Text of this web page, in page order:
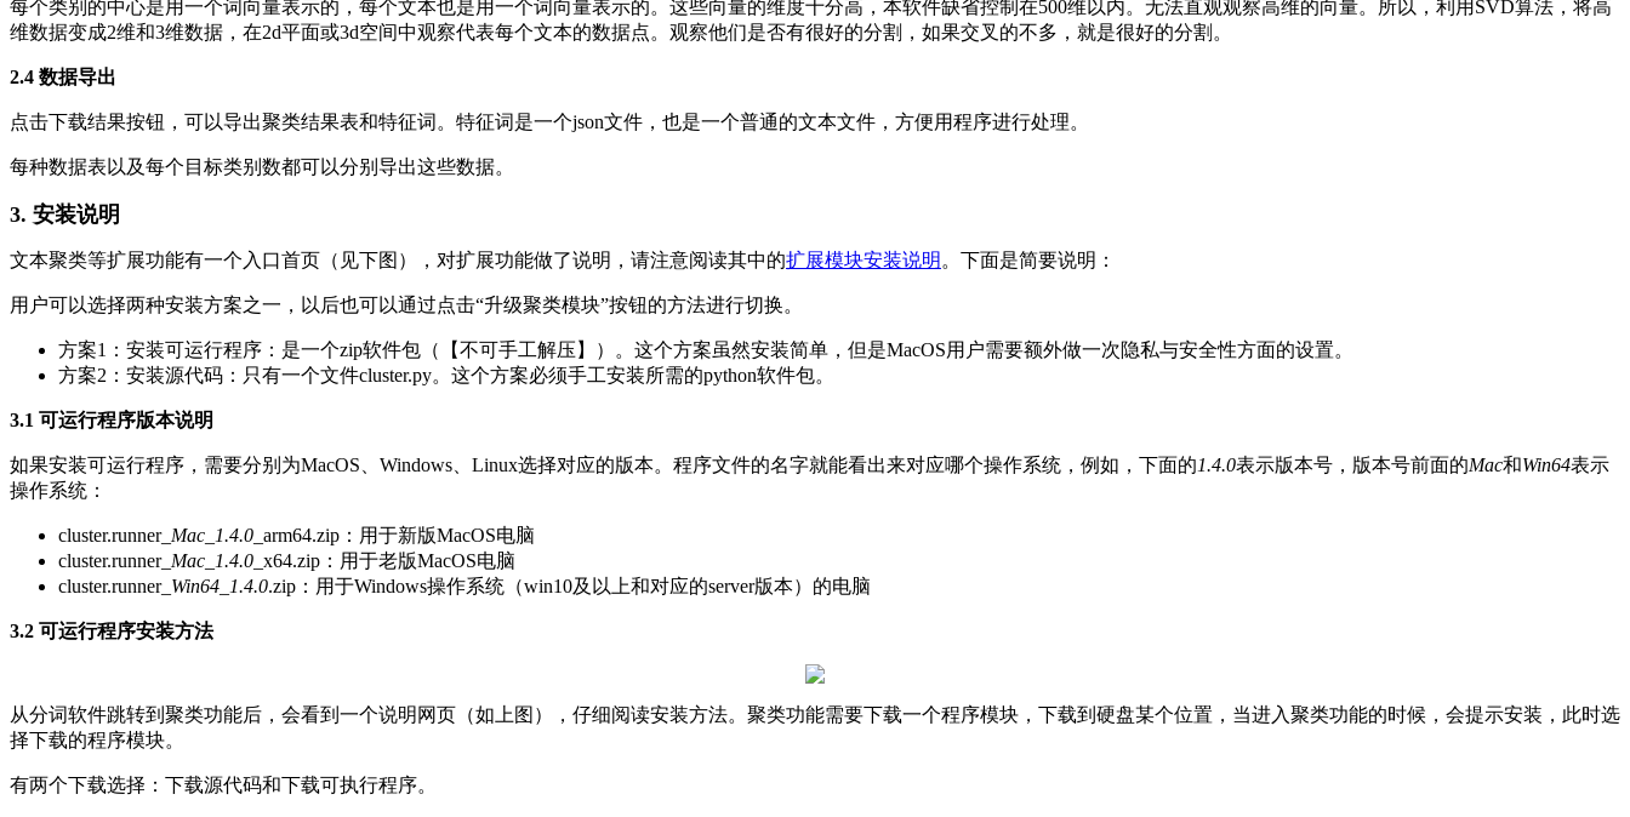
每个类别的中心是用一个词向量表示的，每个文本也是用一个词向量表示的。这些向量的维度十分高，本软件缺省控制在500维以内。无法直观观察高维的向量。所以，利用SVD算法，将高
维数据变成2维和3维数据，在2d平面或3d空间中观察代表每个文本的数据点。观察他们是否有很好的分割，如果交叉的不多，就是很好的分割。
2.4 数据导出
点击下载结果按钮，可以导出聚类结果表和特征词。特征词是一个json文件，也是一个普通的文本文件，方便用程序进行处理。
每种数据表以及每个目标类别数都可以分别导出这些数据。
3. 安装说明
文本聚类等扩展功能有一个入口首页（见下图），对扩展功能做了说明，请注意阅读其中的扩展模块安装说明 。下面是简要说明：
用户可以选择两种安装方案之一，以后也可以通过点击“升级聚类模块”按钮的方法进行切换。
方案1：安装可运行程序：是一个zip软件包（【不可手工解压】）。这个方案虽然安装简单，但是MacOS用户需要额外做一次隐私与安全性方面的设置。
方案2：安装源代码：只有一个文件cluster.py。这个方案必须手工安装所需的python软件包。
3.1 可运行程序版本说明
如果安装可运行程序，需要分别为MacOS、Windows、Linux选择对应的版本。程序文件的名字就能看出来对应哪个操作系统，例如，下面的1.4.0表示版本号，版本号前面的Mac和Win64表示
操作系统：
cluster.runner_ Mac_1.4.0 _arm64.zip：用于新版MacOS电脑
cluster.runner_ Mac_1.4.0 _x64.zip：用于老版MacOS电脑
cluster.runner_ Win64_1.4.0.zip：用于Windows操作系统（win10及以上和对应的server版本）的电脑
3.2 可运行程序安装方法
从分词软件跳转到聚类功能后，会看到一个说明网页（如上图），仔细阅读安装方法。聚类功能需要下载一个程序模块，下载到硬盘某个位置，当进入聚类功能的时候，会提示安装，此时选
择下载的程序模块。
有两个下载选择：下载源代码和下载可执行程序。